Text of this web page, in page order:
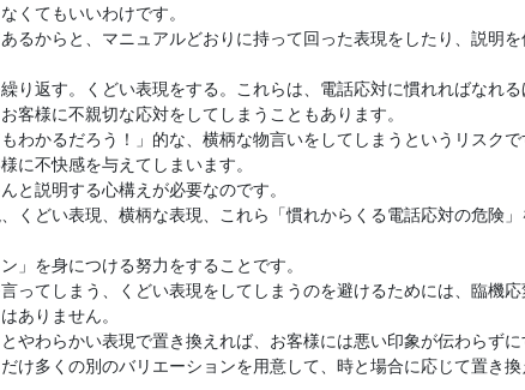
くてもいいわけです。
るからと、マニュアルどおりに持って回った表現をしたり、説明
り返す。くどい表現をする。これらは、電話応対に慣れればなれる
客様に不親切な応対をしてしまうこともあります。
わかるだろう！」的な、横柄な物言いをしてしまうというリスクで
に不快感を与えてしまいます。
と説明する心構えが必要なのです。
くどい表現、横柄な表現、これら「慣れからくる電話応対の危険
」を身につける努力をすることです。
ってしまう、くどい表現をしてしまうのを避けるためには、臨機
ありません。
やわらかい表現で置き換えれば、お客様には悪い印象が伝わらずに
け多くの別のバリエーションを用意して、時と場合に応じて置き